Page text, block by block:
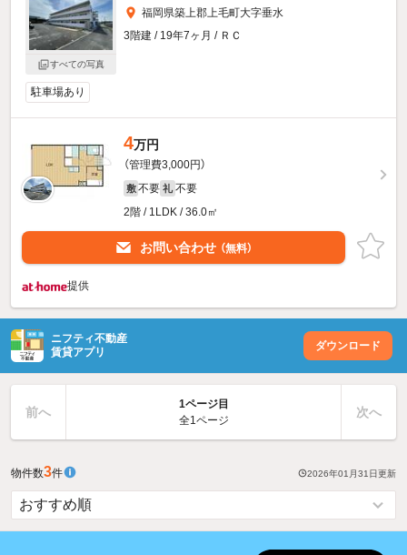
すべての写真
福岡県築上郡上毛町大字垂水
3階建 / 19年7ヶ月 / ＲＣ
駐車場あり
4万円
（管理費3,000円）
敷 不要 礼 不要
2階 / 1LDK / 36.0㎡
お問い合わせ （無料）
提供
ニフティ不動産
賃貸アプリ
ダウンロード
前へ
1ページ目
全1ページ
次へ
物件数3件 2026年01月31日更新